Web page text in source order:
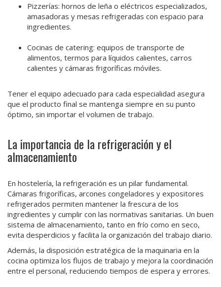
Pizzerías: hornos de leña o eléctricos especializados,
amasadoras y mesas refrigeradas con espacio para
ingredientes.
Cocinas de catering: equipos de transporte de
alimentos, termos para líquidos calientes, carros
calientes y cámaras frigoríficas móviles.
Tener el equipo adecuado para cada especialidad asegura
que el producto final se mantenga siempre en su punto
óptimo, sin importar el volumen de trabajo.
La importancia de la refrigeración y el
almacenamiento
En hostelería, la refrigeración es un pilar fundamental.
Cámaras frigoríficas, arcones congeladores y expositores
refrigerados permiten mantener la frescura de los
ingredientes y cumplir con las normativas sanitarias. Un buen
sistema de almacenamiento, tanto en frío como en seco,
evita desperdicios y facilita la organización del trabajo diario.
Además, la disposición estratégica de la maquinaria en la
cocina optimiza los flujos de trabajo y mejora la coordinación
entre el personal, reduciendo tiempos de espera y errores.